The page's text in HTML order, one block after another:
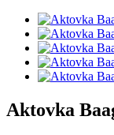
Aktovka